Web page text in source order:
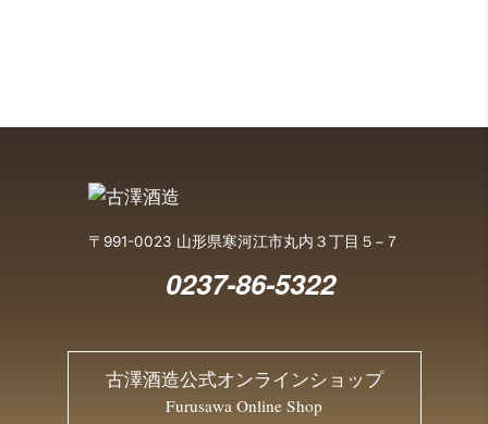
〒991-0023 山形県寒河江市丸内３丁目５−７
0237-86-5322
古澤酒造公式オンラインショップ
Furusawa Online Shop